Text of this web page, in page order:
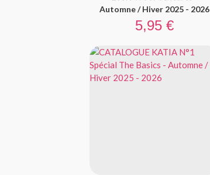
Automne / Hiver 2025 - 2026
Prix
5,95 €